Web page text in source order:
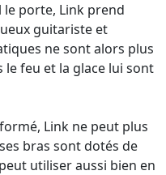
le porte, Link prend
guitariste et
ne sont alors plus
feu et la glace lui sont
Link ne peut plus
bras sont dotés de
utiliser aussi bien en